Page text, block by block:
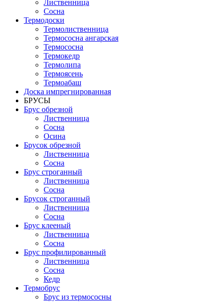
Лиственница
Сосна
Термодоски
Термолиственница
Термососна ангарская
Термососна
Термокедр
Термолипа
Термоясень
Термоабаш
Доска импрегнированная
БРУСЫ
Брус обрезной
Лиственница
Сосна
Осина
Брусок обрезной
Лиственница
Сосна
Брус строганный
Лиственница
Сосна
Брусок строганный
Лиственница
Сосна
Брус клееный
Лиственница
Сосна
Брус профилированный
Лиственница
Сосна
Кедр
Термобрус
Брус из термососны